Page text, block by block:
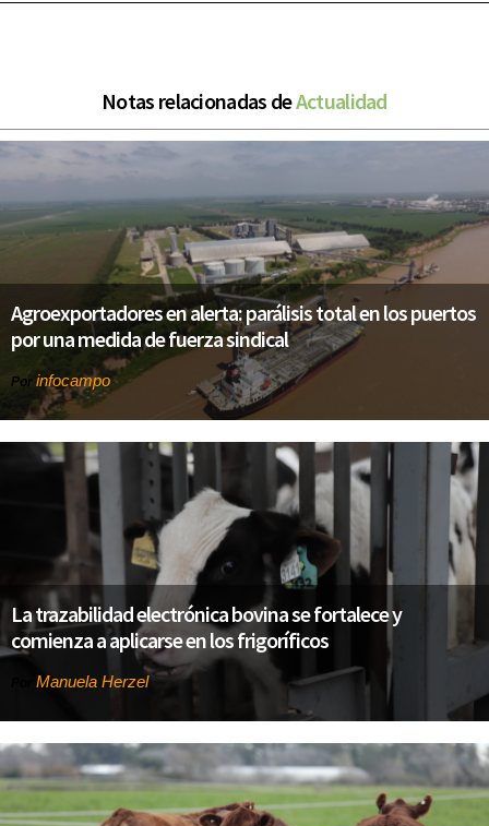
Notas relacionadas deActualidad
Agroexportadores en alerta: parálisis total en los puertos
por una medida de fuerza sindical
Por infocampo
La trazabilidad electrónica bovina se fortalece y
comienza a aplicarse en los frigoríficos
Manuela Herzel